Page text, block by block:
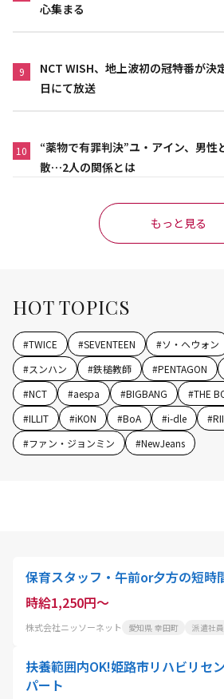
心集まる
9
NCT WISH、地上波初の冠特番が決
日にて放送
10
“薬物で有罪判決”ユ・アイン、男性
散…2人の関係とは
もっと見る
HOT TOPICS
#TWICE #SEVENTEEN #ソ・ヘウォン
#スンハン #鉄槌教師 #PENTAGON
#NCT #aespa #BIGBANG #THE
#ILLIT #iKON #BoA #i-dle #
#ファン・ジョンミン #NewJeans
保育スタッフ・午前or夕方の短時
時給1,250円～
株式会社ニッソーネット 愛知県 幸田町 派遣社員
扶養範囲内OK!姫路市リハビリセ
パート